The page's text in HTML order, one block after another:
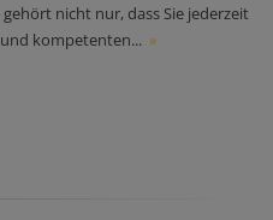
nicht nur, dass Sie jederzeit
kompetenten... »